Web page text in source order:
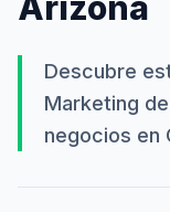
Descubre
Marketing
negocios en